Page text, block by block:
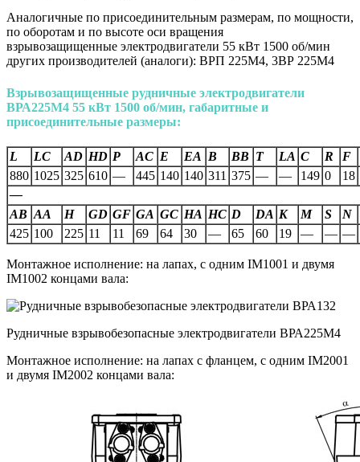
Аналогичные по присоединительным размерам, по мощности,
по оборотам и по высоте оси вращения
взрывозащищенные электродвигатели 55 кВт 1500 об/мин
других производителей (аналоги): ВРП 225М4, 3ВР 225М4
Взрывозащищенные рудничные электродвигатели
ВРА225М4 55 кВт 1500 об/мин, габаритные и
присоединительные размеры:
L LC AD HD P AC E EA B BB T LA C R
F
880 1025 325 610 — 445 140 140 311 375 — — 149 0
18
—
AВ AA H GD GF GA GC HA HC D DA K M S
N
425 100 225 11 11 69 64 30 — 65 60 19 — — —
Монтажное исполнение: на лапах, с одним IM1001 и двумя
IM1002 концами вала:
Рудничные взрывобезопасные электродвигатели ВРА225M4
Монтажное исполнение: на лапах с фланцем, с одним IM2001
и двумя IM2002 концами вала: